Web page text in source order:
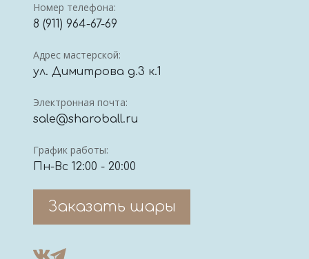
Номер телефона:
8 (911) 964-67-69
Адрес мастерской:
ул. Димитрова д.3 к.1
Электронная почта:
sale@sharoball.ru
График работы:
Пн-Вс 12:00 - 20:00
Заказать шары